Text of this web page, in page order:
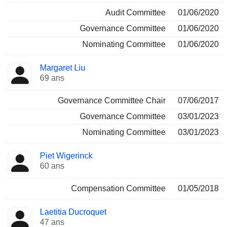
Audit Committee
01/06/2020
Governance Committee
01/06/2020
Nominating Committee
01/06/2020
Margaret Liu
69 ans
Governance Committee Chair
07/06/2017
Governance Committee
03/01/2023
Nominating Committee
03/01/2023
Piet Wigerinck
60 ans
Compensation Committee 01/05/2018
Laetitia Ducroquet
47 ans